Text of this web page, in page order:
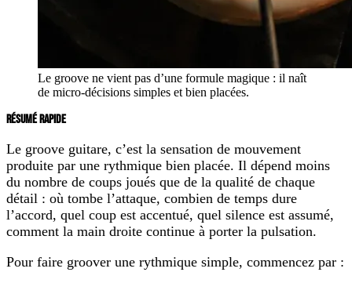
Le groove ne vient pas d’une formule magique : il naît
de micro-décisions simples et bien placées.
RÉSUMÉ RAPIDE
Le groove guitare, c’est la sensation de mouvement
produite par une rythmique bien placée. Il dépend moins
du nombre de coups joués que de la qualité de chaque
détail : où tombe l’attaque, combien de temps dure
l’accord, quel coup est accentué, quel silence est assumé,
comment la main droite continue à porter la pulsation.
Pour faire groover une rythmique simple, commencez par :